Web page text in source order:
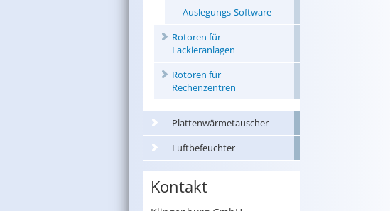
Auslegungs-Software
Rotoren für
Lackieranlagen
Rotoren für
Rechenzentren
Plattenwärmetauscher
Luftbefeuchter
Kontakt